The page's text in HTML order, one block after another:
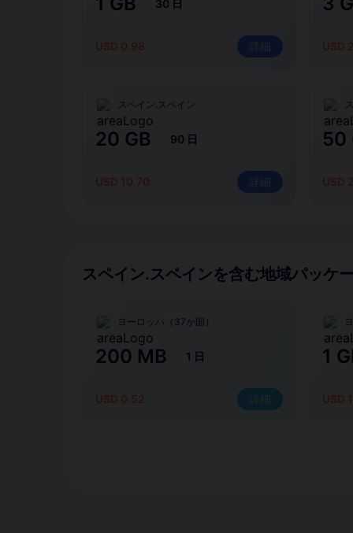
30 日
USD 0.98 詳細 USD
スペイン.スペイン
20 GB 90 日
USD 10.70 詳細
50
USD
スペイン.スペインを含む地域パッケ
ヨーロッパ（37か国）
200 MB 1 日
USD 0.52 詳細
1
USD